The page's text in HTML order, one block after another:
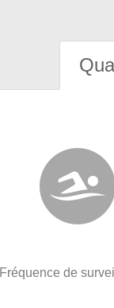
Fréquence de